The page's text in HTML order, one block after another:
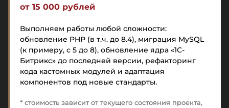
от 15 000 рублей
Выполняем работы любой сложности:
обновление PHP (в т.ч. до 8.4), миграция MySQL
(к примеру, с 5 до 8), обновление ядра «1С-
Битрикс» до последней версии, рефакторинг
кода кастомных модулей и адаптация
компонентов под новые стандарты.
* стоимость зависит от текущего состояния проекта,